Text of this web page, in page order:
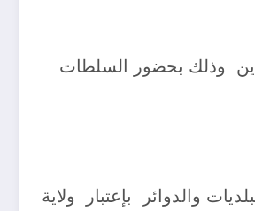
وحدة سكنية بمختلف على المستفيدين وذلك بحضور السلطات
والدوائر بإعتبار ولاية